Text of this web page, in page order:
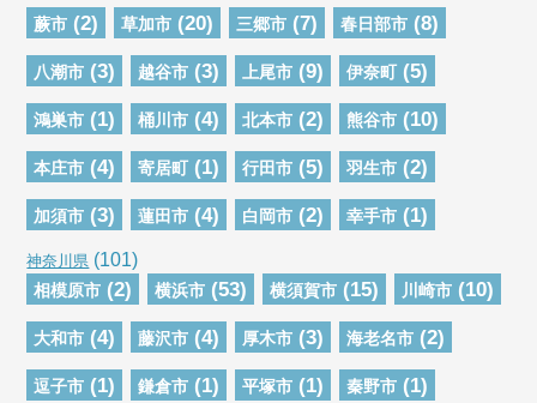
蕨市 (2) 草加市 (20) 三郷市 (7) 春日部市 (8)
八潮市 (3) 越谷市 (3) 上尾市 (9) 伊奈町 (5)
鴻巣市 (1) 桶川市 (4) 北本市 (2) 熊谷市 (10)
本庄市 (4) 寄居町 (1) 行田市 (5) 羽生市 (2)
加須市 (3) 蓮田市 (4) 白岡市 (2) 幸手市 (1)
神奈川県 (101)
相模原市 (2) 横浜市 (53) 横須賀市 (15) 川崎市 (10)
大和市 (4) 藤沢市 (4) 厚木市 (3) 海老名市 (2)
逗子市 (1) 鎌倉市 (1) 平塚市 (1) 秦野市 (1)